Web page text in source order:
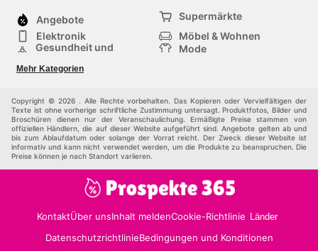
Angebote
Supermärkte
Elektronik
Möbel & Wohnen
Gesundheit und
Mode
Sportartikel und
Sportbekleidung
Einkaufzentren
Andere
Mehr Kategorien
Copyright © 2026 . Alle Rechte vorbehalten. Das Kopieren oder Vervielfältigen der
Texte ist ohne vorherige schriftliche Zustimmung untersagt. Produktfotos, Bilder und
Broschüren dienen nur der Veranschaulichung. Ermäßigte Preise stammen von
offiziellen Händlern, die auf dieser Website aufgeführt sind. Angebote gelten ab und
bis zum Ablaufdatum oder solange der Vorrat reicht. Der Zweck dieser Website ist
informativ und kann nicht verwendet werden, um die Produkte zu beanspruchen. Die
Preise können je nach Standort variieren.
KontaktÜber unsInhalt meldenCookie-Richtlinie Länder
DatenschutzrichtlinieBedingungen und Konditionen